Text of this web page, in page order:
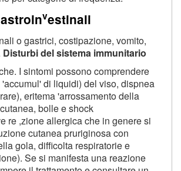
vestinali
o gastrici, costipazione, vomito,
Disturbi del sistema immunitario
I sintomi possono comprendere
di liquidi) del viso, dispnea
eritema 'arrossamento della
bolle e shock
re ,zione allergica che in genere si
cutanea pruriginosa con
gola, difficolta respiratorie e
Se si manifesta una reazione